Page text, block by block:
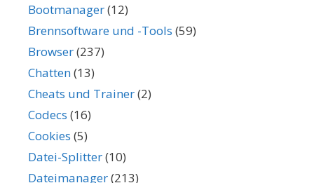
Bootmanager(12)
Brennsoftware und -Tools (59)
Browser(237)
Chatten(13)
Cheats und Trainer(2)
Codecs (16)
Cookies (5)
Datei-Splitter(10)
Dateimanager(213)